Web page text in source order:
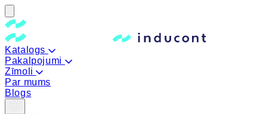
Katalogs
Pakalpojumi
Zīmoli
Par mums
Blogs